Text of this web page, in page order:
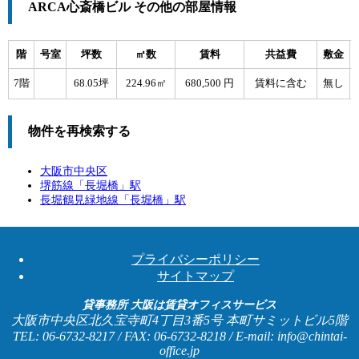
ARCA心斎橋ビル その他の部屋情報
階 号室 坪数 ㎡数 賃料 共益費 敷金
7階 68.05坪 224.96㎡ 680,500 円 賃料に含む 無し
物件を再検索する
大阪市中央区
堺筋線「 長堀橋 」駅
長堀鶴見緑地線「 長堀橋 」駅
プライバシーポリシー
サイトマップ
貸事務所 大阪は賃貸オフィスサービス
大阪市中央区北久宝寺町4丁目3番5号 本町サミットビル5階
TEL: 06-6732-8217 / FAX: 06-6732-8218 / E-mail: info@chintai-
office.jp